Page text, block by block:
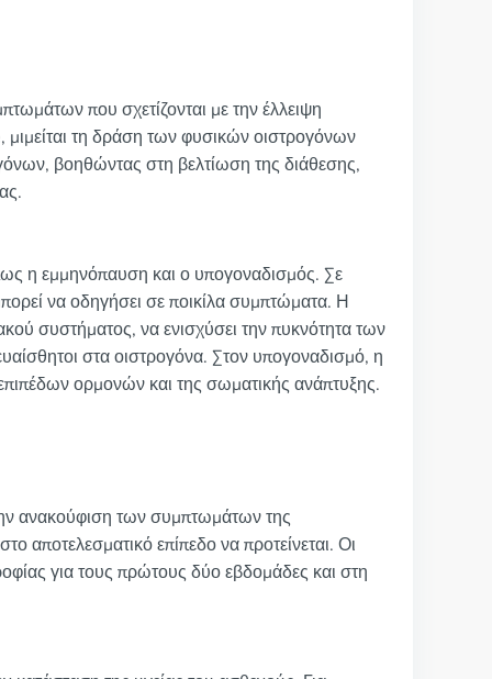
που σχετίζονται με την έλλειψη
τη δράση των φυσικών οιστρογόνων
βοηθώντας στη βελτίωση της διάθεσης,
η εμμηνόπαυση και ο υπογοναδισμός. Σε
να οδηγήσει σε ποικίλα συμπτώματα. Η
συστήματος, να ενισχύσει την πυκνότητα των
στα οιστρογόνα. Στον υπογοναδισμό, η
ορμονών και της σωματικής ανάπτυξης.
ανακούφιση των συμπτωμάτων της
αποτελεσματικό επίπεδο να προτείνεται. Οι
για τους πρώτους δύο εβδομάδες και στη